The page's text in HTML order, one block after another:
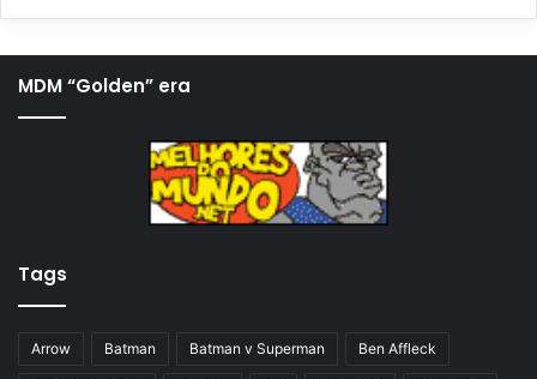
a
a
n
m
a
p
n
MDM “Golden” era
Tags
Arrow Batman Batman v Superman Ben Affleck